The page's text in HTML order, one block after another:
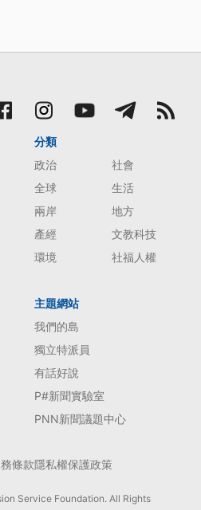
分類
政治
社會
全球
生活
兩岸
地方
產經
文教科技
環境
社福人權
主題網站
我們的島
獨立特派員
有話好說
P#新聞實驗室
PNN新聞議題中心
條款隱私權保護政策
Service Foundation. All Rights